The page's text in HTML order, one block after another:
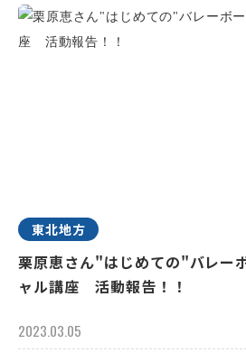
東北地方
栗原恵さん"はじめての"バレー
ャル講座 活動報告！！
2023.03.05